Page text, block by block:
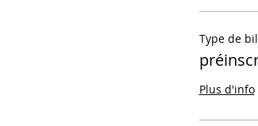
Type de
Plus d'info